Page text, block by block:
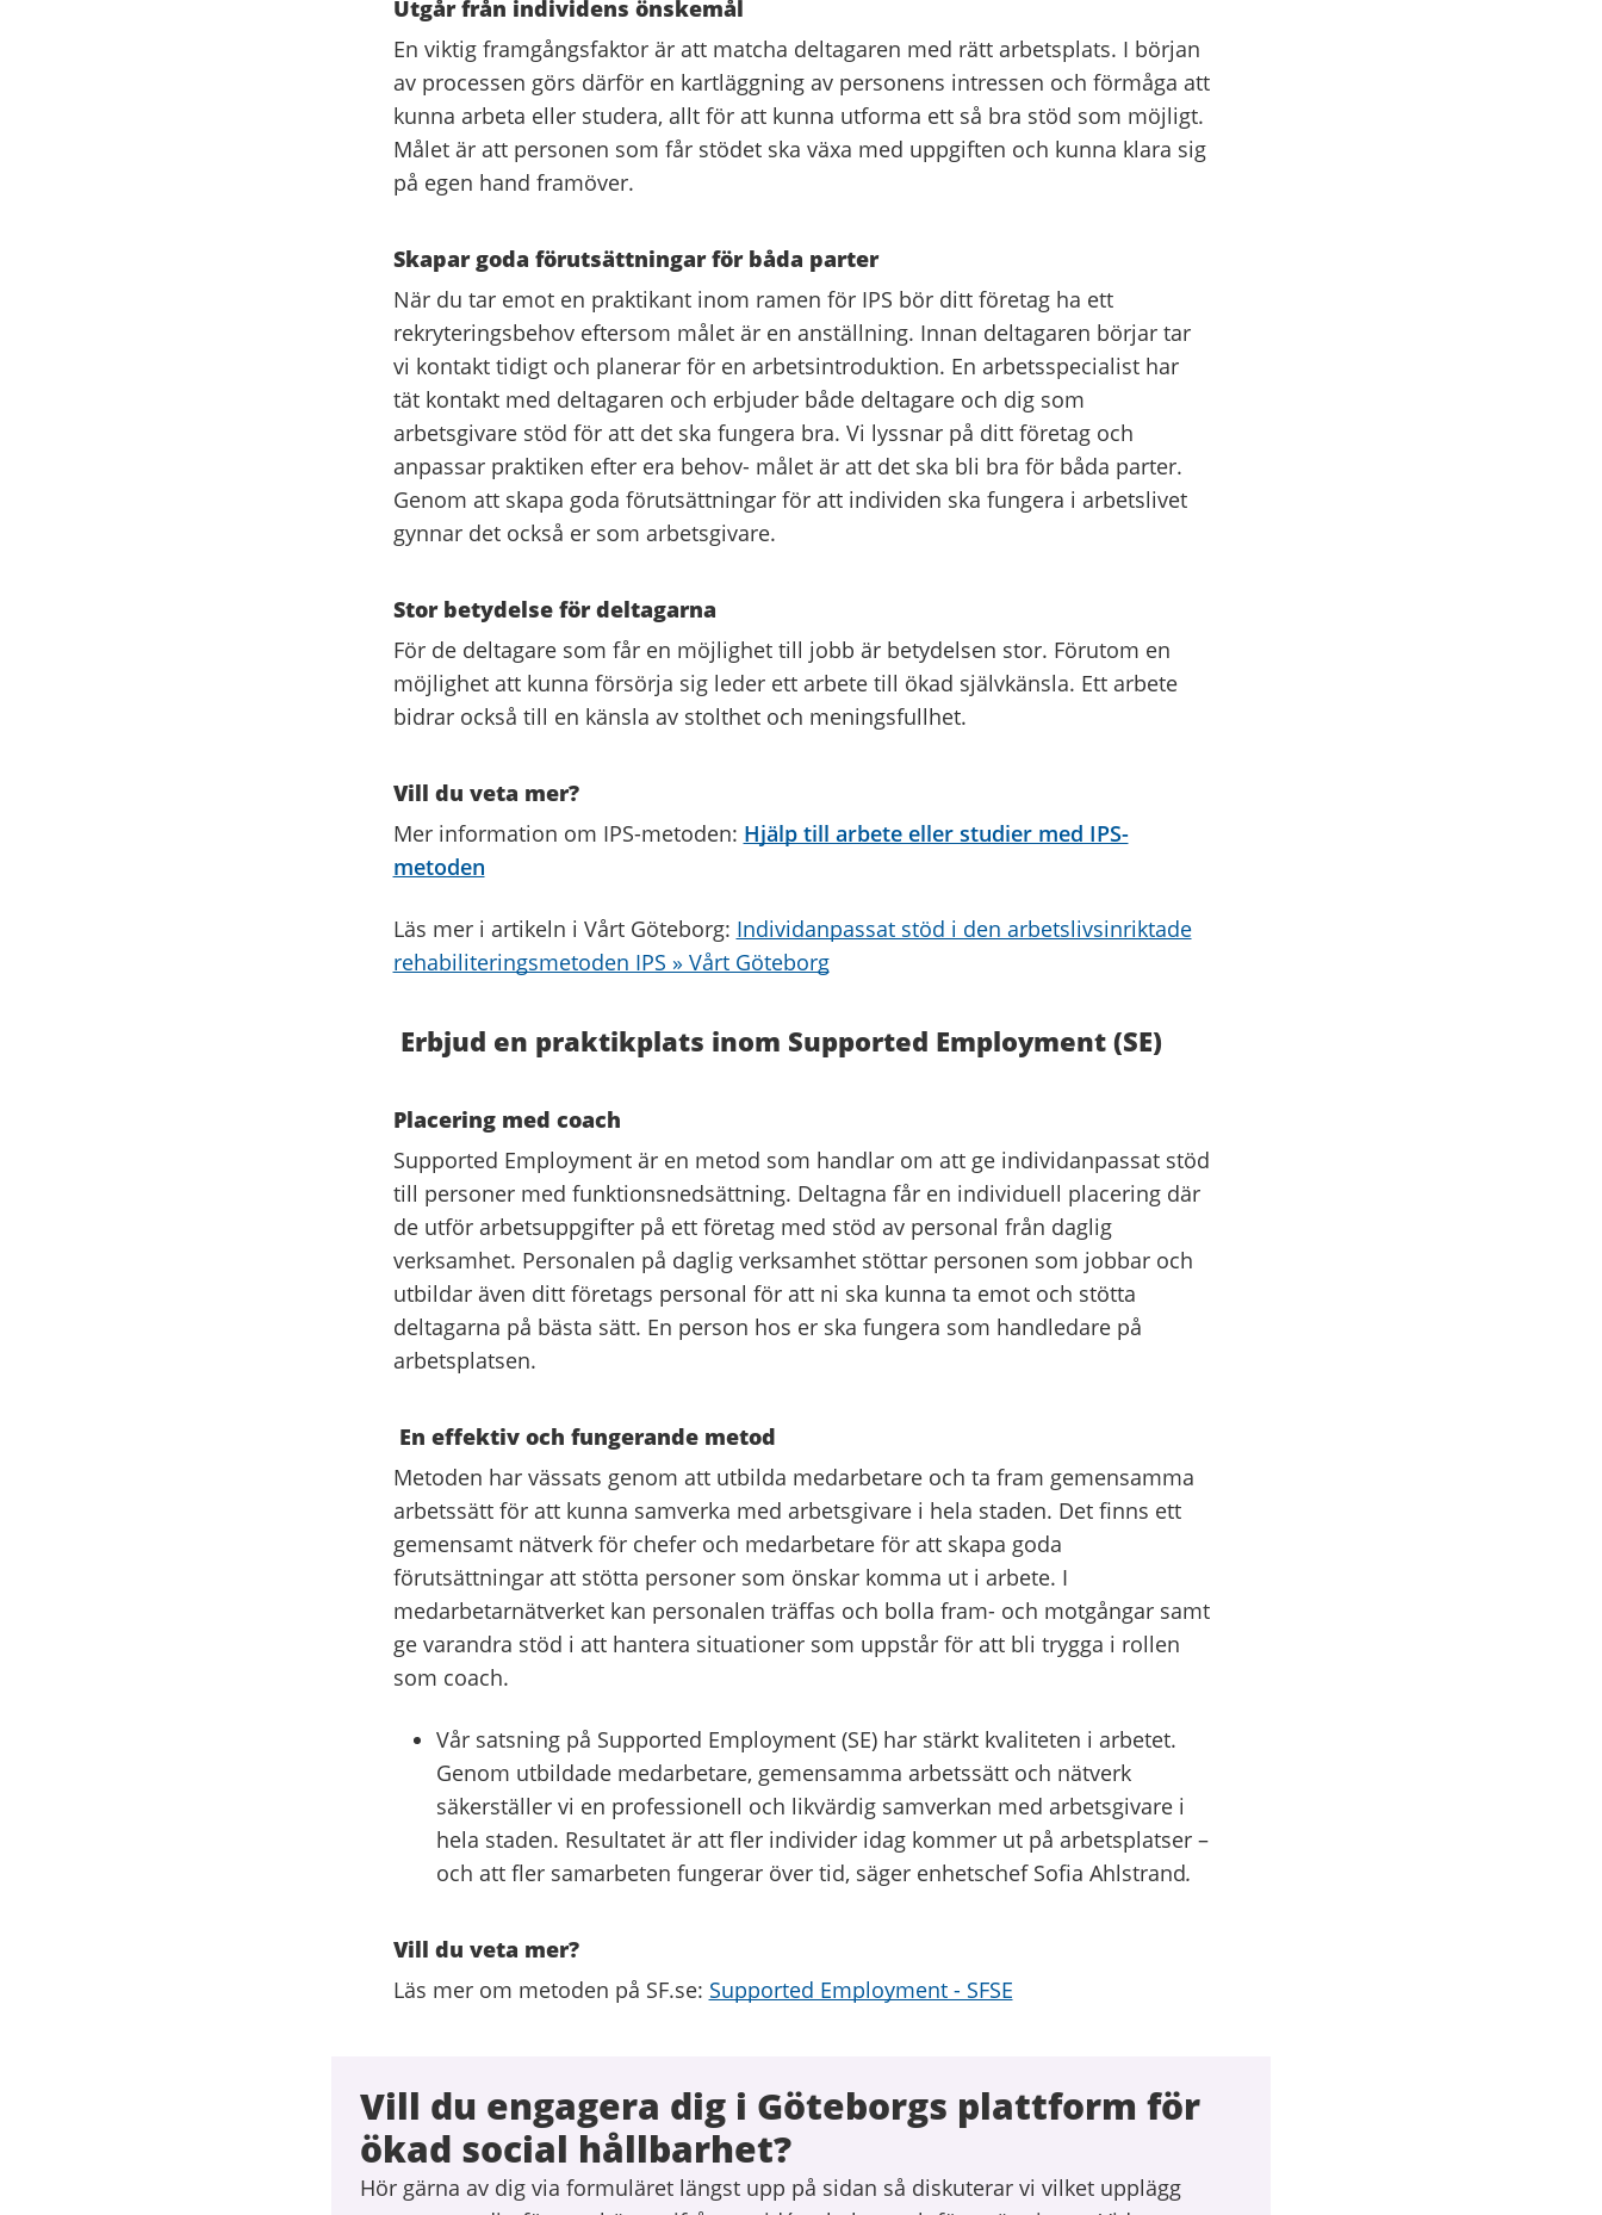
Utgår från individens önskemål
En viktig framgångsfaktor är att matcha deltagaren med rätt arbetsplats. I början
av processen görs därför en kartläggning av personens intressen och förmåga att
kunna arbeta eller studera, allt för att kunna utforma ett så bra stöd som möjligt.
Målet är att personen som får stödet ska växa med uppgiften och kunna klara sig
på egen hand framöver.
Skapar goda förutsättningar för båda parter
När du tar emot en praktikant inom ramen för IPS bör ditt företag ha ett
rekryteringsbehov eftersom målet är en anställning. Innan deltagaren börjar tar
vi kontakt tidigt och planerar för en arbetsintroduktion. En arbetsspecialist har
tät kontakt med deltagaren och erbjuder både deltagare och dig som
arbetsgivare stöd för att det ska fungera bra. Vi lyssnar på ditt företag och
anpassar praktiken efter era behov- målet är att det ska bli bra för båda parter.
Genom att skapa goda förutsättningar för att individen ska fungera i arbetslivet
gynnar det också er som arbetsgivare.
Stor betydelse för deltagarna
För de deltagare som får en möjlighet till jobb är betydelsen stor. Förutom en
möjlighet att kunna försörja sig leder ett arbete till ökad självkänsla. Ett arbete
bidrar också till en känsla av stolthet och meningsfullhet.
Vill du veta mer?
Mer information om IPS-metoden: Hjälp till arbete eller studier med IPS-
metoden
Läs mer i artikeln i Vårt Göteborg: Individanpassat stöd i den arbetslivsinriktade
rehabiliteringsmetoden IPS » Vårt Göteborg
Erbjud en praktikplats inom Supported Employment (SE)
Placering med coach
Supported Employment är en metod som handlar om att ge individanpassat stöd
till personer med funktionsnedsättning. Deltagna får en individuell placering där
de utför arbetsuppgifter på ett företag med stöd av personal från daglig
verksamhet. Personalen på daglig verksamhet stöttar personen som jobbar och
utbildar även ditt företags personal för att ni ska kunna ta emot och stötta
deltagarna på bästa sätt. En person hos er ska fungera som handledare på
arbetsplatsen.
En effektiv och fungerande metod
Metoden har vässats genom att utbilda medarbetare och ta fram gemensamma
arbetssätt för att kunna samverka med arbetsgivare i hela staden. Det finns ett
gemensamt nätverk för chefer och medarbetare för att skapa goda
förutsättningar att stötta personer som önskar komma ut i arbete. I
medarbetarnätverket kan personalen träffas och bolla fram- och motgångar samt
ge varandra stöd i att hantera situationer som uppstår för att bli trygga i rollen
som coach.
Vår satsning på Supported Employment (SE) har stärkt kvaliteten i arbetet.
Genom utbildade medarbetare, gemensamma arbetssätt och nätverk
säkerställer vi en professionell och likvärdig samverkan med arbetsgivare i
hela staden. Resultatet är att fler individer idag kommer ut på arbetsplatser –
och att fler samarbeten fungerar över tid, säger enhetschef Sofia Ahlstrand.
Vill du veta mer?
Läs mer om metoden på SF.se: Supported Employment - SFSE
Vill du engagera dig i Göteborgs plattform för
ökad social hållbarhet?
Hör gärna av dig via formuläret längst upp på sidan så diskuterar vi vilket upplägg